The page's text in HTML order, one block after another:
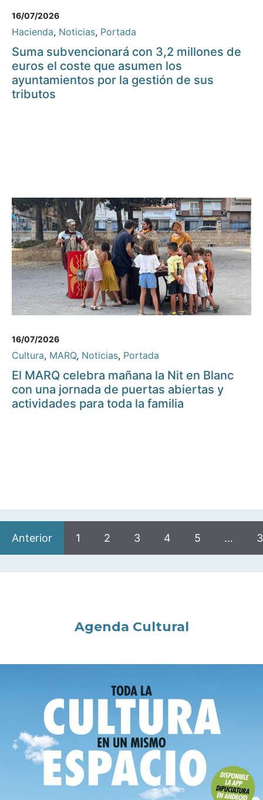
16/07/2026
Hacienda, Noticias, Portada
Suma subvencionará con 3,2 millones de
euros el coste que asumen los
ayuntamientos por la gestión de sus
tributos
16/07/2026
Cultura, MARQ, Noticias, Portada
El MARQ celebra mañana la Nit en Blanc
con una jornada de puertas abiertas y
actividades para toda la familia
Anterior 1 2 3 4 5 …
Agenda Cultural